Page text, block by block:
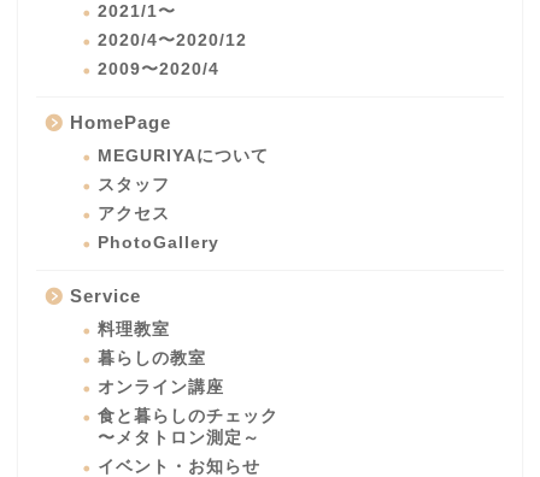
2021/1〜
2020/4〜2020/12
2009〜2020/4
HomePage
MEGURIYAについて
スタッフ
アクセス
PhotoGallery
Service
料理教室
暮らしの教室
オンライン講座
食と暮らしのチェック
〜メタトロン測定～
イベント・お知らせ